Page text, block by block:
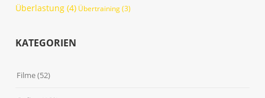
Überlastung (4) Übertraining(3)
KATEGORIEN
Filme(52)